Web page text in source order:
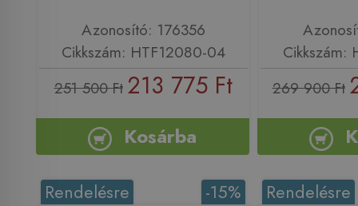
Azonosító: 176356
Cikkszám: HTF12080-04
251 500 Ft 213 775 Ft
Kosárba
Cikkszám:
269 900 Ft
-15%
Rendelésre Rendelésre